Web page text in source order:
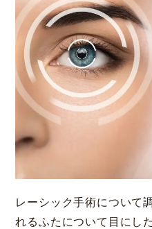
診
詳細 Web予約
大阪 梅田本院
大阪市北区梅田
詳細 Web予約
レーシック手術について
れるふたについて目にし